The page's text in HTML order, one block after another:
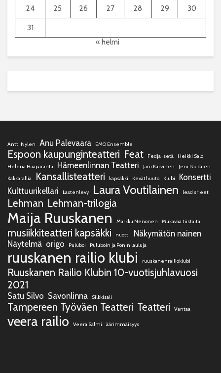
24 25 26 27 28 29 30
31
« helmi
Antti Nylen Anu Palevaara EMO Ensemble
Espoon kaupunginteatteri Feat Fedja-setä
Heikki Salo
Helena Haaparanta
Hämeenlinnan Teatteri Jani Karvinen
Jeni Packalen
Kakkarallia
Kansallisteatteri kapsäkki Keväthuuto Klubi
Konsertti
Kulttuurikellari
Lastenlevy Laura Voutilainen lead sheet
Lehman Lehman-trilogia
Maija Ruuskanen Markku Nenonen Mukavaa tiistaita
musiikkiteatteri kapsäkki nuotti
Näkymätön nainen
Näytelmä origo Puluboi Puluboin ja Ponin lauluja
ruuskanen railio klubi ruuskanenrailioklubi
Ruuskanen Railio Klubin 10-vuotisjuhlavuosi
2021
Satu Silvo Savonlinna Silkkisali
Tampereen Työväen Teatteri Teatteri Vantaa
veera railio Veera Salmi äärimmäisyys